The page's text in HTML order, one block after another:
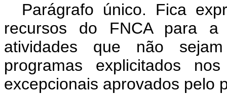
Parágrafo único. Fica
recursos do FNCA para a
atividades que não
programas explicitados
excepcionais aprovados pelo